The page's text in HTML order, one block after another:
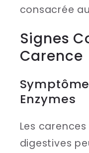
consacrée
Signes
Carence
Enzymes
Les
digestives